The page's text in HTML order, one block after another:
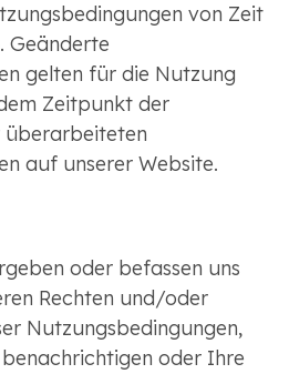
von Zeit
Geänderte
gelten für die Nutzung
Zeitpunkt der
auf unserer Website.
oder befassen uns
Rechten und/oder
Nutzungsbedingungen,
oder Ihre